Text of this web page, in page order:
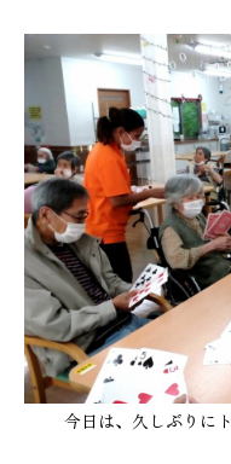
今日は、久しぶりに